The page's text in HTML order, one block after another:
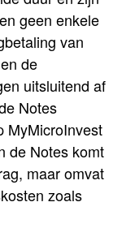
geen enkele
van
de
uitsluitend af
Notes
MyMicroInvest
de Notes komt
maar omvat
zoals